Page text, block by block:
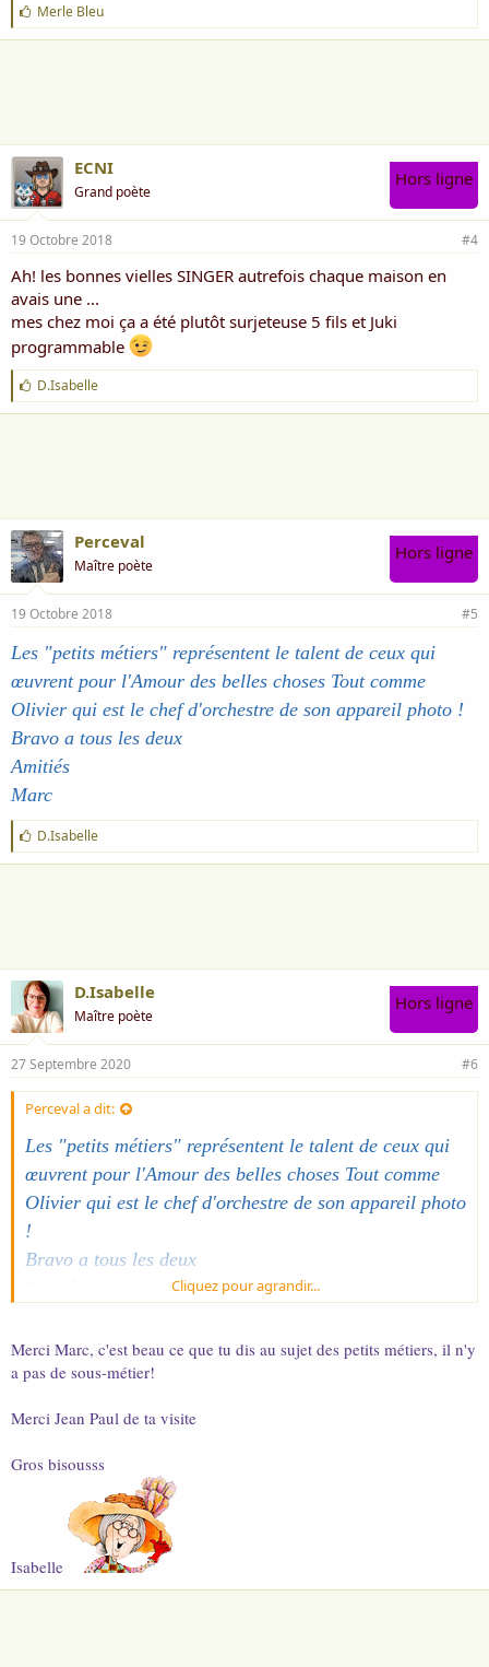
J
'
a
Merle Bleu
ECNI
Grand poète
Hors ligne
19 Octobre 2018 #4
Ah! les bonnes vielles SINGER autrefois chaque maison en
avais une ...
mes chez moi ça a été plutôt surjeteuse 5 fils et Juki
programmable
J
'
a
D.Isabelle
Perceval
Maître poète
Hors ligne
19 Octobre 2018 #5
Les "petits métiers" représentent le talent de ceux qui
œuvrent pour l'Amour des belles choses Tout comme
Olivier qui est le chef d'orchestre de son appareil photo !
Bravo a tous les deux
Amitiés
Marc
J
'
a
D.Isabelle
D.Isabelle
Maître poète
Hors ligne
27 Septembre 2020 #6
Perceval a dit:
Les "petits métiers" représentent le talent de ceux qui
œuvrent pour l'Amour des belles choses Tout comme
Olivier qui est le chef d'orchestre de son appareil photo
!
Bravo a tous les deux
Cliquez pour agrandir...
Merci Marc, c'est beau ce que tu dis au sujet des petits métiers, il n'y
a pas de sous-métier!
Merci Jean Paul de ta visite
Gros bisousss
Isabelle